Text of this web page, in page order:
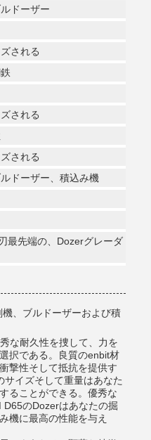
ドーザー
される
される
される
ドーザー、積込み機
最先端の、Dozerグレーダ
、ブルドーザーおよび積
な耐久性を捜して、力を
択である。良質のenbit材
撃性そして抵抗を提供す
イズそして重量はあなた
ることができる。優秀な
のDozerはあなたの掘
機に最高の性能を与え